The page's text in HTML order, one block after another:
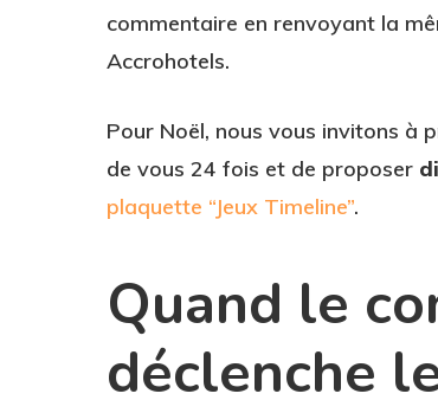
commentaire en renvoyant la
Accrohotels.
Pour Noël, nous vous invitons à
de vous 24 fois et de proposer
plaquette “Jeux Timeline”.
Quand le
déclenche